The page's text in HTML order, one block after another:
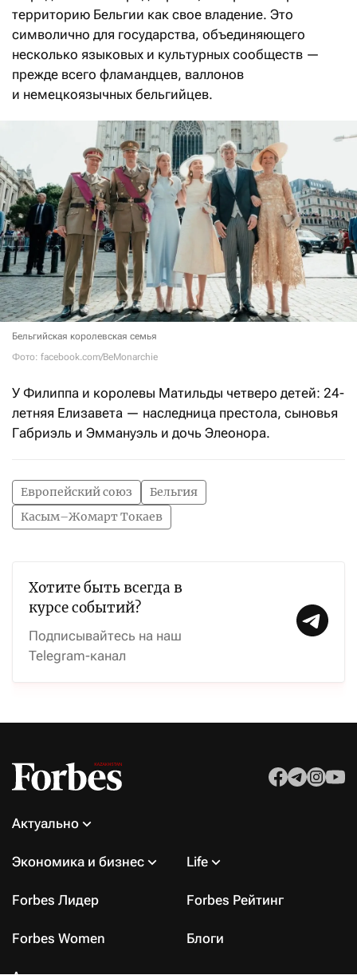
территорию Бельгии как свое владение. Это
символично для государства, объединяющего
несколько языковых и культурных сообществ —
прежде всего фламандцев, валлонов
и немецкоязычных бельгийцев.
Бельгийская королевская семья
Фото: facebook.com/BeMonarchie
У Филиппа и королевы Матильды четверо детей: 24-
летняя Елизавета — наследница престола, сыновья
Габриэль и Эммануэль и дочь Элеонора.
Европейский союз
Бельгия
Касым–Жомарт Токаев
Хотите быть всегда в
курсе событий?
Подписывайтесь на наш
Telegram-канал
Актуально
Экономика и бизнес Life
Forbes Лидер Forbes Рейтинг
Forbes Women Блоги